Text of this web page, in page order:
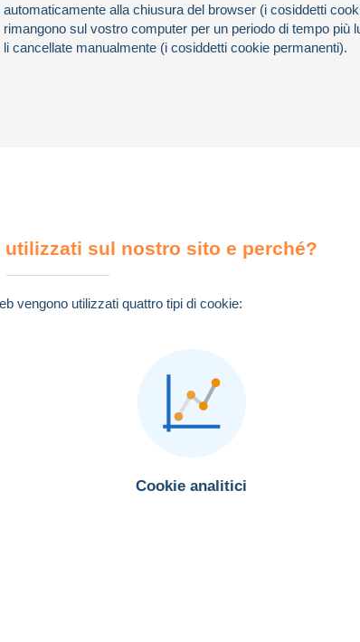
automaticamente alla chiusura del browser (i cosiddetti
rimangono sul vostro computer per un periodo di tempo più
li cancellate manualmente (i cosiddetti cookie permanenti).
sul nostro sito e perché?
vengono utilizzati quattro tipi di cookie:
Cookie analitici